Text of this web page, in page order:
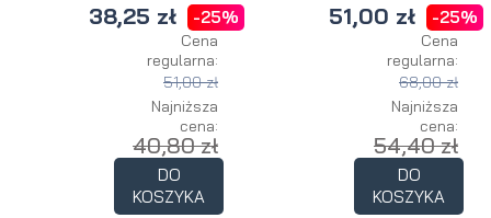
38,25 zł -25%
Cena
regularna:
51,00 zł
Najniższa
cena:
40,80 zł
DO
KOSZYKA
51,00 zł -25%
Cena
regularna:
68,00 zł
Najniższa
cena:
54,40 zł
DO
KOSZYKA